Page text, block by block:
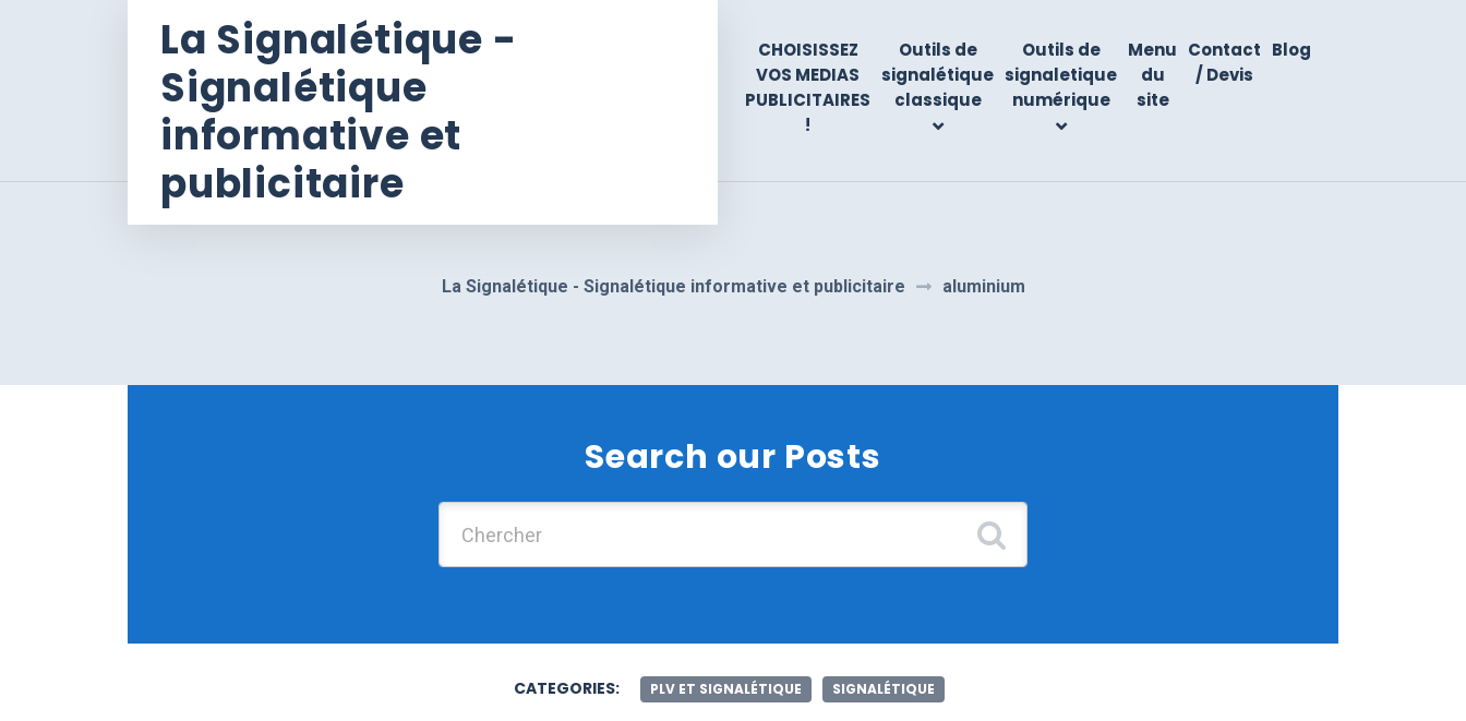
La Signalétique -
Signalétique
informative et
publicitaire
CHOISISSEZ
VOS MEDIAS
PUBLICITAIRES
!
Outils de
signalétique
classique
Outils de
signaletique
numérique
Menu
du
site
Contact
/ Devis
Blog
La Signalétique - Signalétique informative et publicitaire aluminium
Search our Posts
CATEGORIES: PLV ET SIGNALÉTIQUE SIGNALÉTIQUE